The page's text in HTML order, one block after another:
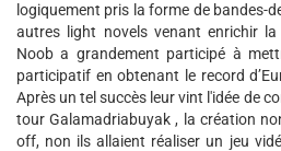
logiquement pris la forme de bandes-
autres light novels venant enrichir la
Noob a grandement participé à
participatif en obtenant le record
Après un tel succès leur vint l'idée de
tour Galamadriabuyak , la création
off, non ils allaient réaliser un jeu